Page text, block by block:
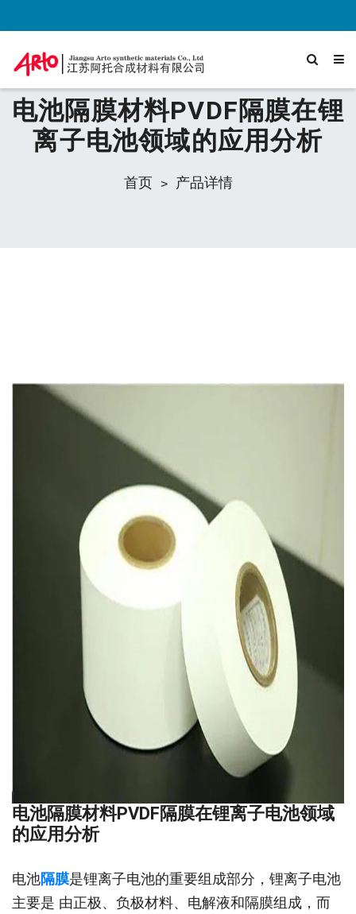
电池隔膜材料PVDF隔膜在锂
离子电池领域的应用分析
首页 产品详情
电池隔膜材料PVDF隔膜在锂离子电池领域
的应用分析
电池隔膜是锂离子电池的重要组成部分，锂离子电池
主要是 由正极、负极材料、电解液和隔膜组成，而